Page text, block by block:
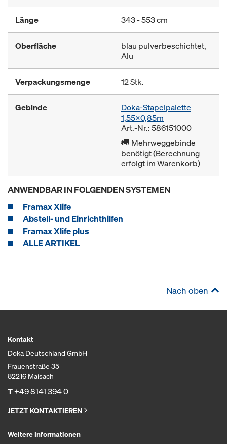
Länge 343 - 553 cm
Oberfläche
blau pulverbeschichtet,
Alu
Verpackungsmenge 12 Stk.
Gebinde
Doka-Stapelpalette
1,55x0,85m
Art.-Nr.: 586151000
Mehrweggebinde
benötigt (Berechnung
erfolgt im Warenkorb)
ANWENDBAR IN FOLGENDEN SYSTEMEN
Framax Xlife
Abstell- und Einrichthilfen
Framax Xlife plus
ALLE ARTIKEL
Nach oben
Kontakt
Doka Deutschland GmbH
Frauenstraße 35
82216 Maisach
T+49 8141 394 0
JETZT KONTAKTIEREN
Weitere Informationen